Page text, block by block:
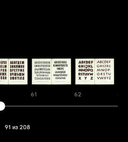
61 62 63
91 из 208